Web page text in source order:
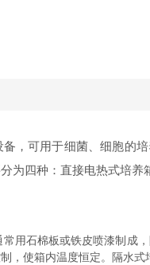
，可用于细菌、细胞的
四种：直接电热式培养
石棉板或铁皮喷漆制成，
，使箱内温度恒定。隔